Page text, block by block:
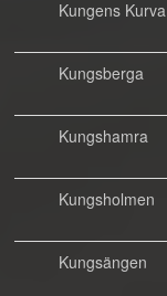
Kungens Kurva
Kungsberga
Kungshamra
Kungsholmen
Kungsängen